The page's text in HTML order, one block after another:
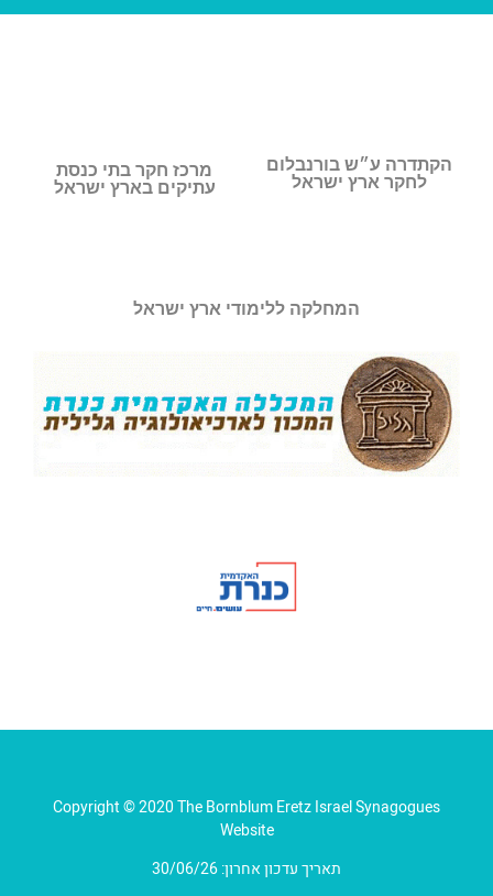
הקתדרה ע״ש בורנבלום
לחקר ארץ ישראל
מרכז חקר בתי כנסת
עתיקים בארץ ישראל
המחלקה ללימודי ארץ ישראל
Copyright © 2020 The Bornblum Eretz Israel Synagogues
Website
תאריך עדכון אחרון: 30/06/26